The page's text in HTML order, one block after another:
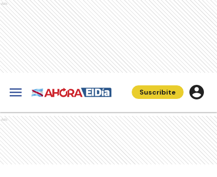
Ads
Suscribite
Ads